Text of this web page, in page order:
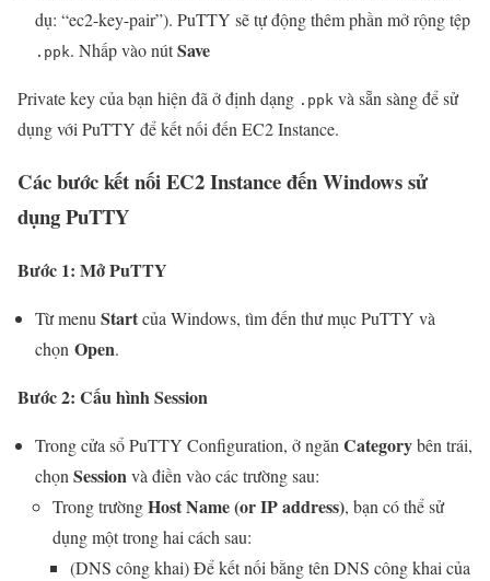
dụ: “ec2-key-pair”). PuTTY sẽ tự động thêm phần mở rộng tệp
.ppk. Nhấp vào nútSave
Private key của bạn hiện đã ở định dạng .ppk và sẵn sàng để sử
dụng với PuTTY để kết nối đến EC2 Instance.
Các bước kết nối EC2 Instance đến Windows sử
dụng PuTTY
Bước 1: Mở PuTTY
Từ menu Startcủa Windows, tìm đến thư mục PuTTY và
chọn Open.
Bước 2: Cấu hình Session
Trong cửa sổ PuTTY Configuration, ở ngăn Categorybên trái,
chọn Sessionvà điền vào các trường sau:
Trong trườngHost Name (or IP address), bạn có thể sử
dụng một trong hai cách sau:
(DNS công khai) Để kết nối bằng tên DNS công khai của